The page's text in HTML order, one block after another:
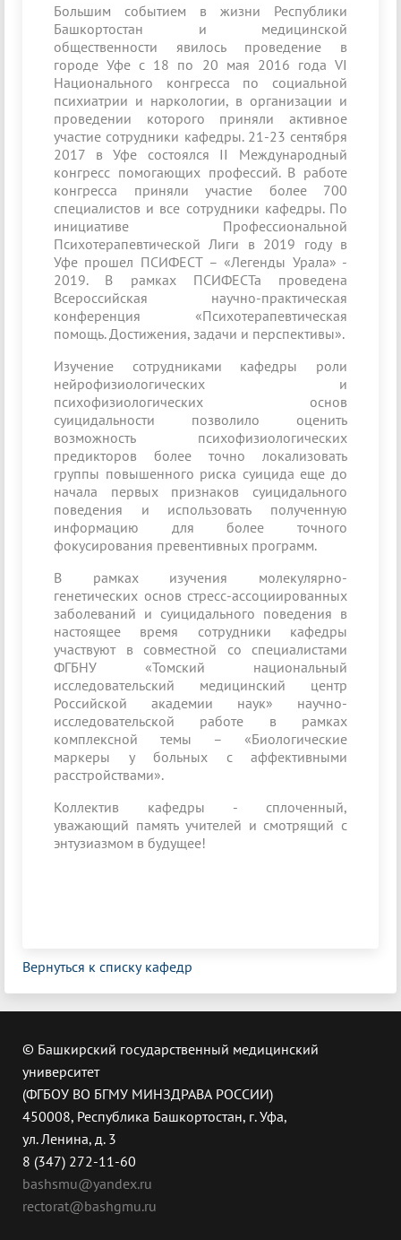
Большим событием в жизни Республики
Башкортостан и медицинской
общественности явилось проведение в
городе Уфе с 18 по 20 мая 2016 года VI
Национального конгресса по социальной
психиатрии и наркологии, в организации и
проведении которого приняли активное
участие сотрудники кафедры. 21-23 сентября
2017 в Уфе состоялся II Международный
конгресс помогающих профессий. В работе
конгресса приняли участие более 700
специалистов и все сотрудники кафедры. По
инициативе Профессиональной
Психотерапевтической Лиги в 2019 году в
Уфе прошел ПСИФЕСТ – «Легенды Урала» -
2019. В рамках ПСИФЕСТа проведена
Всероссийская научно-практическая
конференция «Психотерапевтическая
помощь. Достижения, задачи и перспективы».
Изучение сотрудниками кафедры роли
нейрофизиологических и
психофизиологических основ
суицидальности позволило оценить
возможность психофизиологических
предикторов более точно локализовать
группы повышенного риска суицида еще до
начала первых признаков суицидального
поведения и использовать полученную
информацию для более точного
фокусирования превентивных программ.
В рамках изучения молекулярно-
генетических основ стресс-ассоциированных
заболеваний и суицидального поведения в
настоящее время сотрудники кафедры
участвуют в совместной со специалистами
ФГБНУ «Томский национальный
исследовательский медицинский центр
Российской академии наук» научно-
исследовательской работе в рамках
комплексной темы – «Биологические
маркеры у больных с аффективными
расстройствами».
Коллектив кафедры - сплоченный,
уважающий память учителей и смотрящий с
энтузиазмом в будущее!
Вернуться к списку кафедр
© Башкирский государственный медицинский
университет
(ФГБОУ ВО БГМУ МИНЗДРАВА РОССИИ)
450008, Республика Башкортостан, г. Уфа,
ул. Ленина, д. 3
8 (347) 272-11-60
bashsmu@yandex.ru
rectorat@bashgmu.ru